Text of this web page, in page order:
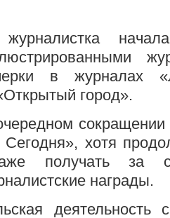
в журналах
город».
Сегодня», хотя
получать за
награды.
деятельность